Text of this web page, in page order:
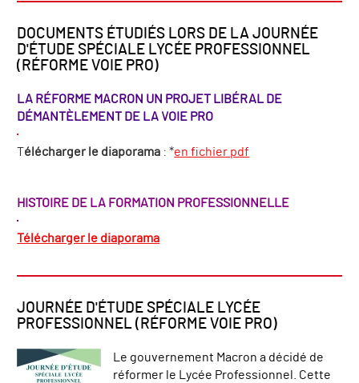
DOCUMENTS ÉTUDIÉS LORS DE LA JOURNÉE
D'ÉTUDE SPÉCIALE LYCÉE PROFESSIONNEL
(RÉFORME VOIE PRO)
LA RÉFORME MACRON UN PROJET LIBÉRAL DE
DÉMANTÈLEMENT DE LA VOIE PRO
Télécharger le diaporama : *en fichier pdf
HISTOIRE DE LA FORMATION PROFESSIONNELLE
Télécharger le diaporama
JOURNÉE D'ÉTUDE SPÉCIALE LYCÉE
PROFESSIONNEL (RÉFORME VOIE PRO)
Le gouvernement Macron a décidé de
réformer le Lycée Professionnel. Cette